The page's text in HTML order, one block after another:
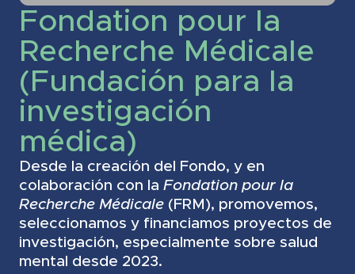
Fondation pour la
Recherche Médicale
(Fundación para la
investigación
médica)
Desde la creación del Fondo, y en
colaboración con la Fondation pour la
Recherche Médicale(FRM), promovemos,
seleccionamos y financiamos proyectos de
investigación, especialmente sobre salud
mental desde 2023.